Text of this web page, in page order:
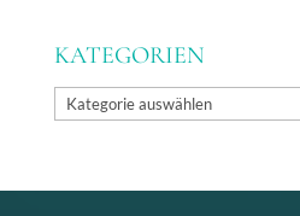
KATEGORIEN
Kategorien